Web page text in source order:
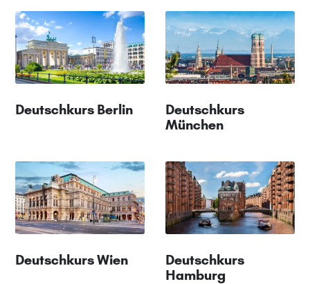
Deutschkurs Berlin
Deutschkurs
München
Deutschkurs Wien
Deutschkurs
Hamburg